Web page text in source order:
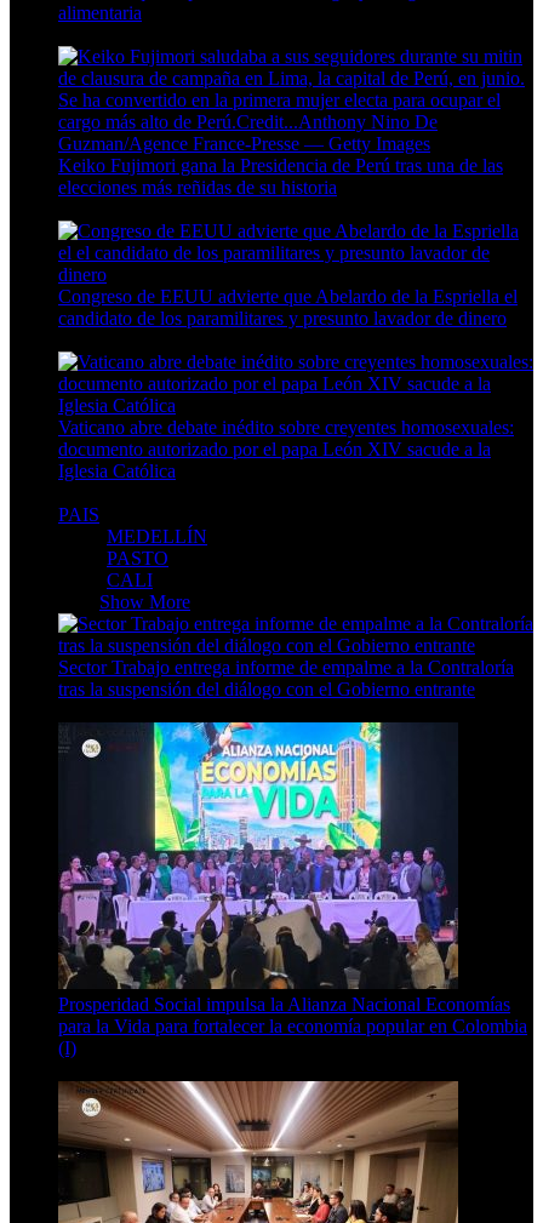
alimentaria
Keiko Fujimori gana la Presidencia de Perú tras una de las
elecciones más reñidas de su historia
Congreso de EEUU advierte que Abelardo de la Espriella el
candidato de los paramilitares y presunto lavador de dinero
Vaticano abre debate inédito sobre creyentes homosexuales:
documento autorizado por el papa León XIV sacude a la
Iglesia Católica
PAIS
MEDELLÍN
PASTO
CALI
Show More
Sector Trabajo entrega informe de empalme a la Contraloría
tras la suspensión del diálogo con el Gobierno entrante
Prosperidad Social impulsa la Alianza Nacional Economías
para la Vida para fortalecer la economía popular en Colombia
(I)